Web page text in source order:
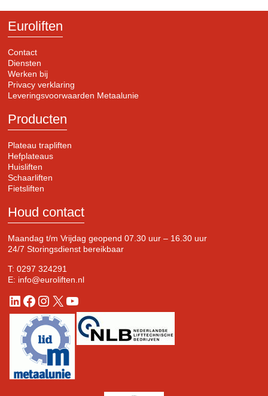
Euroliften
Contact
Diensten
Werken bij
Privacy verklaring
Leveringsvoorwaarden Metaalunie
Producten
Plateau trapliften
Hefplateaus
Huisliften
Schaarliften
Fietsliften
Houd contact
Maandag t/m Vrijdag geopend 07.30 uur – 16.30 uur
24/7 Storingsdienst bereikbaar
T:0297 324291
E: info@euroliften.nl